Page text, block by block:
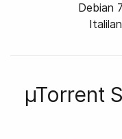
Debian
µTorrent